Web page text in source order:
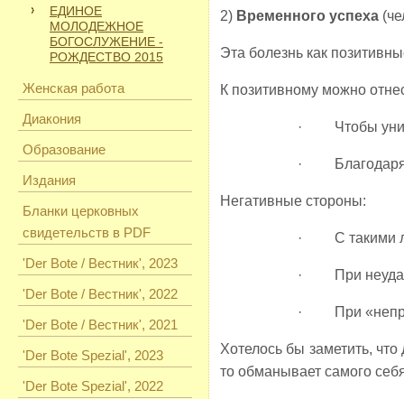
ЕДИНОЕ
МОЛОДЕЖНОЕ
БОГОСЛУЖЕНИЕ -
РОЖДЕСТВО 2015
Женская работа
Диакония
Образование
Издания
Бланки церковных
свидетельств в PDF
'Der Bote / Вестник', 2023
'Der Bote / Вестник', 2022
'Der Bote / Вестник', 2021
'Der Bote Spezial', 2023
'Der Bote Spezial', 2022
2) Временного успеха
Эта болезнь как
К позитивному можно
· Чтобы
· Благодаря
Негативные стороны:
· С такими
· При
· При
Хотелось бы заметить,
то обманывает самого